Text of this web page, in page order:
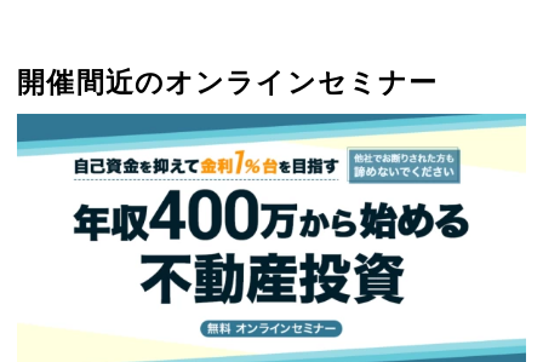
開催間近のオンラインセミナー